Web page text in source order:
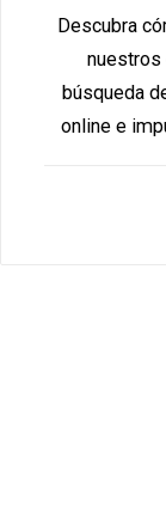
Descubra
nuestros
búsqueda
online e